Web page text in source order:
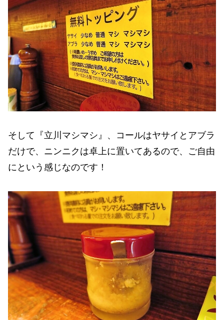
そして『立川マシマシ』、コールはヤサイとアブラ
だけで、ニンニクは卓上に置いてあるので、ご自由
にという感じなのです！